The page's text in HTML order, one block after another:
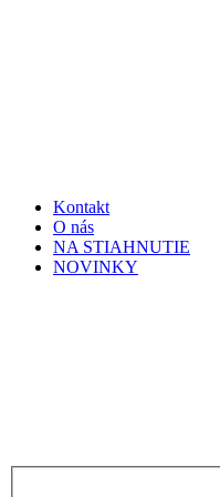
Kontakt
O nás
NA STIAHNUTIE
NOVINKY